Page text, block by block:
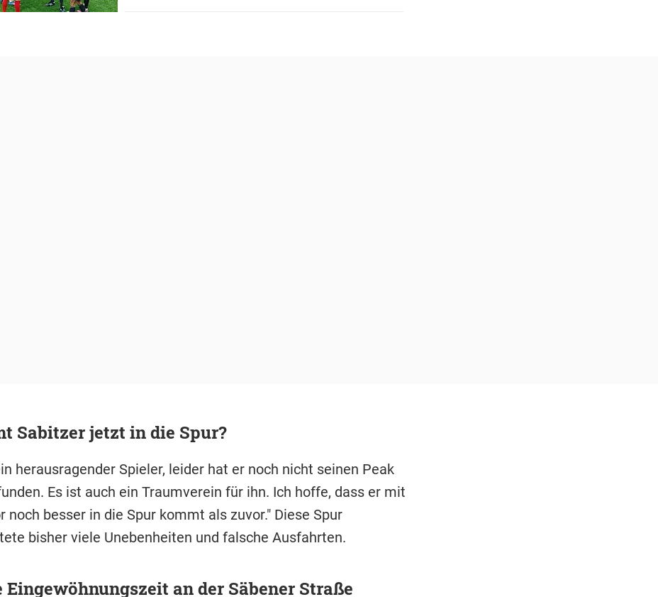
Sabitzer jetzt in die Spur?
herausragender Spieler, leider hat er noch nicht seinen Peak
Es ist auch ein Traumverein für ihn. Ich hoffe, dass er mit
noch besser in die Spur kommt als zuvor." Diese Spur
bisher viele Unebenheiten und falsche Ausfahrten.
Eingewöhnungszeit an der Säbener Straße